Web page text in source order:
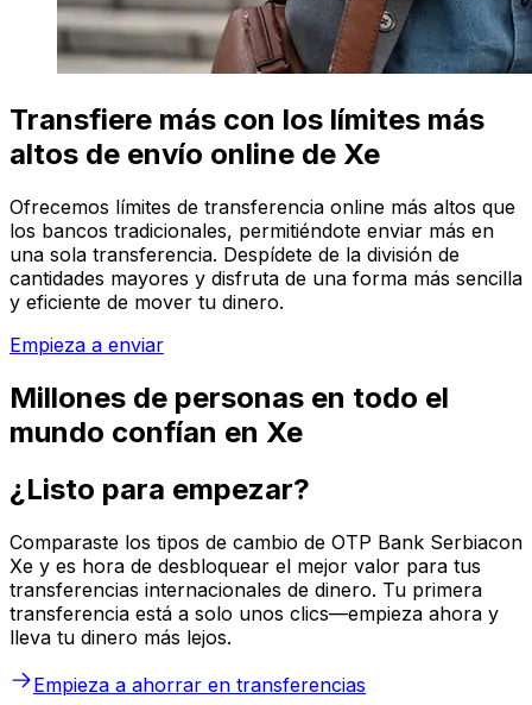
Transfiere más con los límites más
altos de envío online de Xe
Ofrecemos límites de transferencia online más altos que
los bancos tradicionales, permitiéndote enviar más en
una sola transferencia. Despídete de la división de
cantidades mayores y disfruta de una forma más sencilla
y eficiente de mover tu dinero.
Empieza a enviar
Millones de personas en todo el
mundo confían en Xe
¿Listo para empezar?
Comparaste los tipos de cambio de OTP Bank Serbiacon
Xe y es hora de desbloquear el mejor valor para tus
transferencias internacionales de dinero. Tu primera
transferencia está a solo unos clics—empieza ahora y
lleva tu dinero más lejos.
Empieza a ahorrar en transferencias